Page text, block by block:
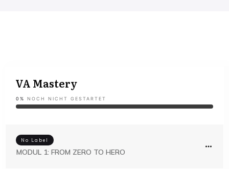
VA Mastery
0% NOCH NICHT GESTARTET
No Label
MODUL 1: FROM ZERO TO HERO